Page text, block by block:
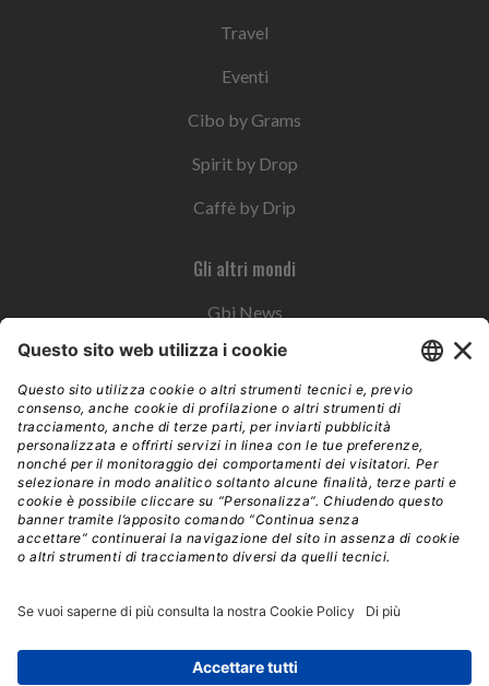
Travel
Eventi
Cibo by Grams
Spirit by Drop
Caffè by Drip
Gli altri mondi
Gbi News
Instoremag
Esplora il gruppo
Edra Edizioni
Edizioni LSWR
LSWR Group
Mixer è un prodotto del network Edra Edizioni. Direzione, amministrazione,